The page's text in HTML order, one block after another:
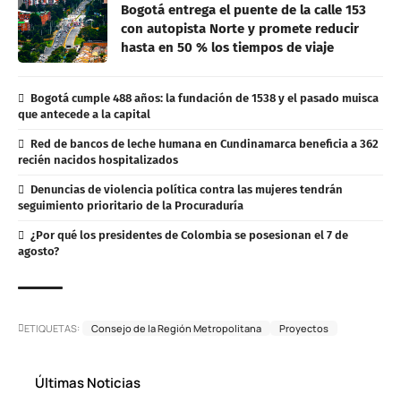
Bogotá entrega el puente de la calle 153
con autopista Norte y promete reducir
hasta en 50 % los tiempos de viaje
Bogotá cumple 488 años: la fundación de 1538 y el pasado muisca
que antecede a la capital
Red de bancos de leche humana en Cundinamarca beneficia a 362
recién nacidos hospitalizados
Denuncias de violencia política contra las mujeres tendrán
seguimiento prioritario de la Procuraduría
¿Por qué los presidentes de Colombia se posesionan el 7 de
agosto?
ETIQUETAS: Consejo de la Región Metropolitana Proyectos
Últimas Noticias